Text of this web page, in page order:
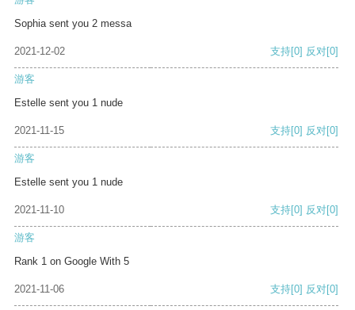
Sophia sent you 2 messa
2021-12-02 支持[0] 反对[0]
游客
Estelle sent you 1 nude
2021-11-15 支持[0] 反对[0]
游客
Estelle sent you 1 nude
2021-11-10 支持[0] 反对[0]
游客
Rank 1 on Google With 5
2021-11-06 支持[0] 反对[0]